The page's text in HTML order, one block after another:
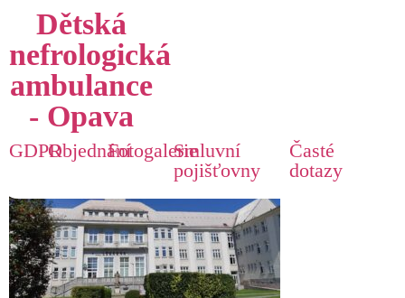
Dětská
nefrologická
ambulance
- Opava
GDPRObjednáníFotogalerieSmluvní
pojišťovny
Časté
dotazy
IMG_4011